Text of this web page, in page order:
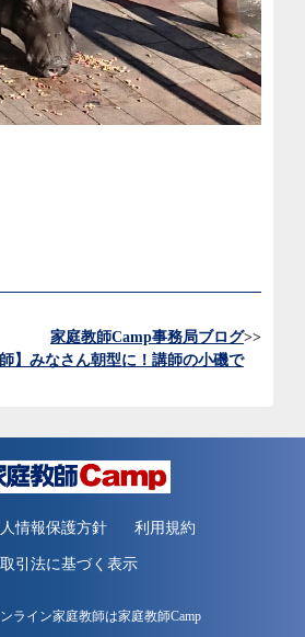
家庭教師Camp事務局ブログ>>
】みなさん朝型に！講師の小磯で
情報保護方針 利用規約
引法に基づく表示
ライン家庭教師は家庭教師Camp